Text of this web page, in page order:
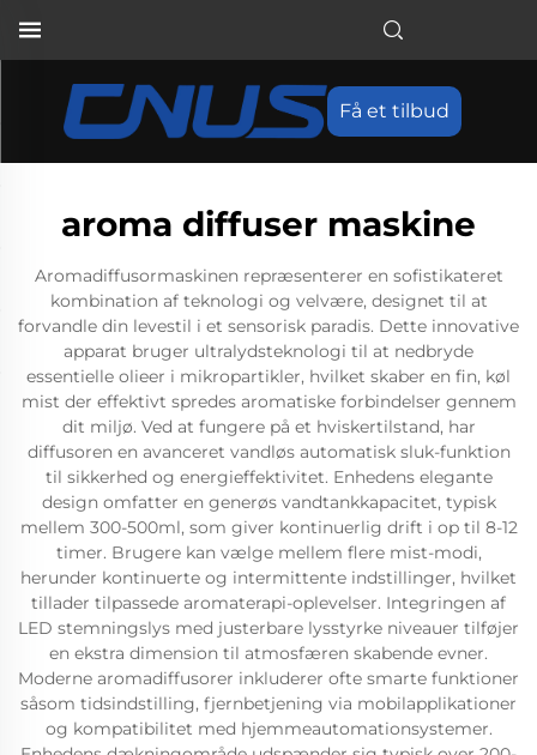
Få et tilbud
aroma diffuser maskine
Aromadiffusormaskinen repræsenterer en sofistikateret
kombination af teknologi og velvære, designet til at
forvandle din levestil i et sensorisk paradis. Dette innovative
apparat bruger ultralydsteknologi til at nedbryde
essentielle olieer i mikropartikler, hvilket skaber en fin, køl
mist der effektivt spredes aromatiske forbindelser gennem
dit miljø. Ved at fungere på et hviskertilstand, har
diffusoren en avanceret vandløs automatisk sluk-funktion
til sikkerhed og energieffektivitet. Enhedens elegante
design omfatter en generøs vandtankkapacitet, typisk
mellem 300-500ml, som giver kontinuerlig drift i op til 8-12
timer. Brugere kan vælge mellem flere mist-modi,
herunder kontinuerte og intermittente indstillinger, hvilket
tillader tilpassede aromaterapi-oplevelser. Integringen af
LED stemningslys med justerbare lysstyrke niveauer tilføjer
en ekstra dimension til atmosfæren skabende evner.
Moderne aromadiffusorer inkluderer ofte smarte funktioner
såsom tidsindstilling, fjernbetjening via mobilapplikationer
og kompatibilitet med hjemmeautomationsystemer.